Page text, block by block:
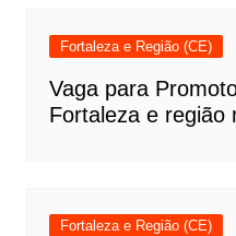
Fortaleza e Região (CE)
Vaga para
Fortaleza e região
Fortaleza e Região (CE)